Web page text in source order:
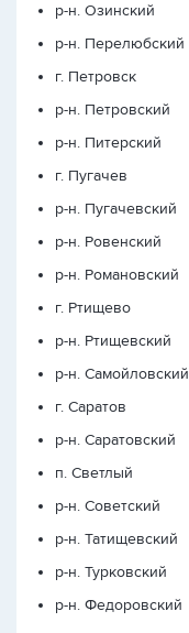
р-н. Озинский
р-н. Перелюбский
г. Петровск
р-н. Петровский
р-н. Питерский
г. Пугачев
р-н. Пугачевский
р-н. Ровенский
р-н. Романовский
г. Ртищево
р-н. Ртищевский
р-н. Самойловский
г. Саратов
р-н. Саратовский
п. Светлый
р-н. Советский
р-н. Татищевский
р-н. Турковский
р-н. Федоровский